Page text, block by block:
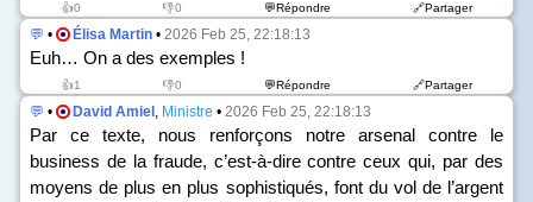
👍0 👎0 💬Répondre 🔗Partager
💬 • Élisa Martin • 2026 Feb 25, 22:18:13
Euh… On a des exemples !
👍1 👎0 💬Répondre 🔗Partager
💬 • David Amiel , Ministre • 2026 Feb 25, 22:18:13
Par ce texte, nous renforçons notre arsenal contre le
business de la fraude, c’est-à-dire contre ceux qui, par des
moyens de plus en plus sophistiqués, font du vol de l’argent